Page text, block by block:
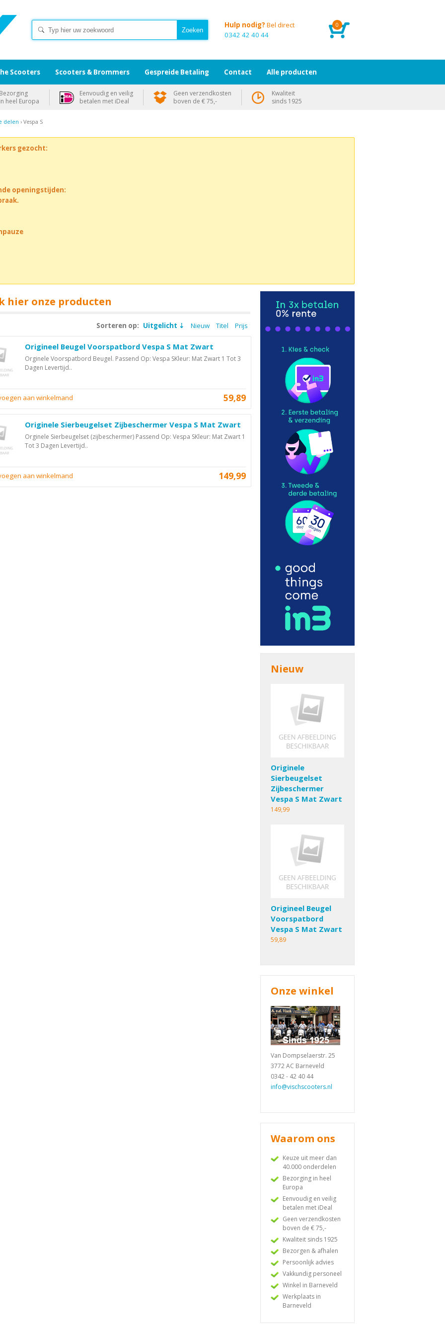
0
Hulp nodig? Bel direct
0342 42 40 44
delen › Vespa S
gezocht:
openingstijden:
hier onze producten
Sorteren op: Uitgelicht Nieuw Titel Prijs
Origineel Beugel Voorspatbord Vespa S Mat Zwart
Orginele Voorspatbord Beugel. Passend Op: Vespa SKleur: Mat Zwart 1 Tot 3
Dagen Levertijd..
59,89
aan winkelmand
Originele Sierbeugelset Zijbeschermer Vespa S Mat Zwart
Orginele Sierbeugelset (zijbeschermer) Passend Op: Vespa SKleur: Mat Zwart 1
Tot 3 Dagen Levertijd..
149,99
aan winkelmand
Nieuw
Originele
Sierbeugelset
Zijbeschermer
Vespa S Mat Zwart
149,99
Origineel Beugel
Voorspatbord
Vespa S Mat Zwart
59,89
Onze winkel
Van Dompselaerstr. 25
3772 AC Barneveld
0342 - 42 40 44
info@vischscooters.nl
Waarom ons
Keuze uit meer dan
40.000 onderdelen
Bezorging in heel
Europa
Eenvoudig en veilig
betalen met iDeal
Geen verzendkosten
boven de € 75,-
Kwaliteit sinds 1925
Bezorgen & afhalen
Persoonlijk advies
Vakkundig personeel
Winkel in Barneveld
Werkplaats in
Barneveld
Scooters Scooters & Brommers Gespreide Betaling Contact Alle producten
Bezorging
in heel Europa
Eenvoudig en veilig
betalen met iDeal
Geen verzendkosten
boven de € 75,-
Kwaliteit
sinds 1925